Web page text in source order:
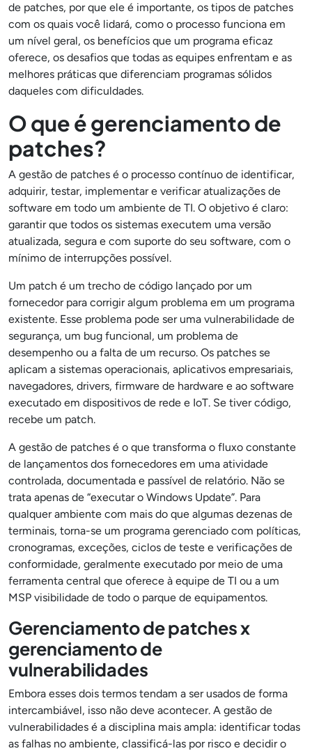
de patches, por que ele é importante, os tipos de patches
com os quais você lidará, como o processo funciona em
um nível geral, os benefícios que um programa eficaz
oferece, os desafios que todas as equipes enfrentam e as
melhores práticas que diferenciam programas sólidos
daqueles com dificuldades.
O que é gerenciamento de
patches?
A gestão de patches é o processo contínuo de identificar,
adquirir, testar, implementar e verificar atualizações de
software em todo um ambiente de TI. O objetivo é claro:
garantir que todos os sistemas executem uma versão
atualizada, segura e com suporte do seu software, com o
mínimo de interrupções possível.
Um patch é um trecho de código lançado por um
fornecedor para corrigir algum problema em um programa
existente. Esse problema pode ser uma vulnerabilidade de
segurança, um bug funcional, um problema de
desempenho ou a falta de um recurso. Os patches se
aplicam a sistemas operacionais, aplicativos empresariais,
navegadores, drivers, firmware de hardware e ao software
executado em dispositivos de rede e IoT. Se tiver código,
recebe um patch.
A gestão de patches é o que transforma o fluxo constante
de lançamentos dos fornecedores em uma atividade
controlada, documentada e passível de relatório. Não se
trata apenas de “executar o Windows Update”. Para
qualquer ambiente com mais do que algumas dezenas de
terminais, torna-se um programa gerenciado com políticas,
cronogramas, exceções, ciclos de teste e verificações de
conformidade, geralmente executado por meio de uma
ferramenta central que oferece à equipe de TI ou a um
MSP visibilidade de todo o parque de equipamentos.
Gerenciamento de patches x
gerenciamento de
vulnerabilidades
Embora esses dois termos tendam a ser usados de forma
intercambiável, isso não deve acontecer. A gestão de
vulnerabilidades é a disciplina mais ampla: identificar todas
as falhas no ambiente, classificá-las por risco e decidir o